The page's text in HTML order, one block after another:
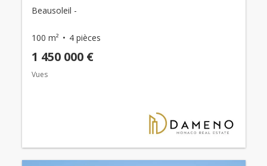
Beausoleil -
100 m² 4 pièces
1 450 000 €
Vues